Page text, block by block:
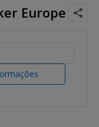
Europe